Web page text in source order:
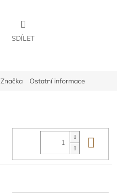
SDÍLET
Značka Ostatní informace